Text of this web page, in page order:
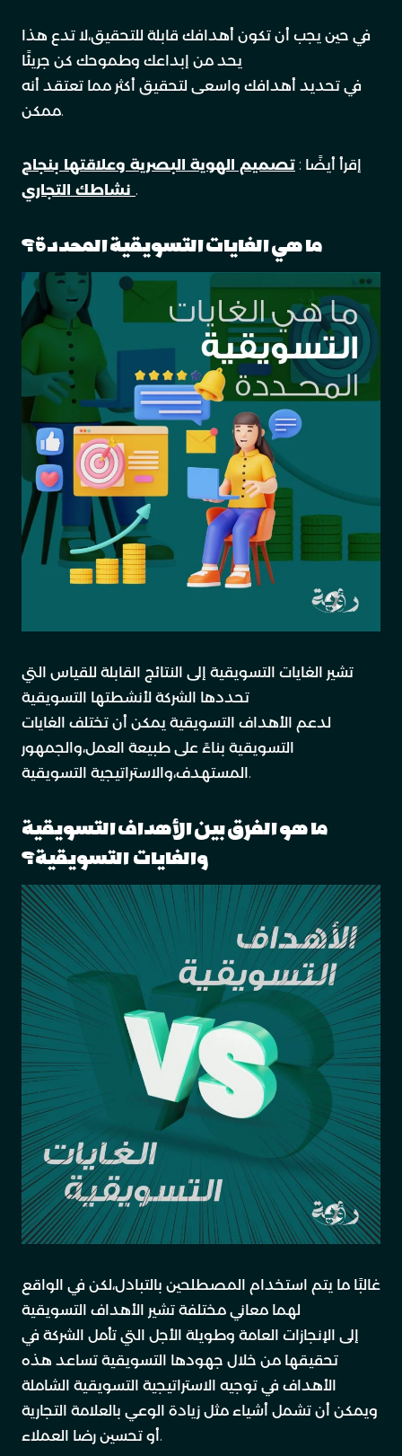
في حين يجب أن تكون أهدافك قابلة للتحقيق،لا تدع هذا
يحد من إبداعك وطموحك كن جريئًا
في تحديد أهدافك واسعى لتحقيق أكثر مما تعتقد أنه
ممكن.
إقرأ أيضًا : تصميم الهوية البصرية وعلاقتها بنجاح
.
ما هي الغايات التسويقية المحددة؟
تشير الغايات التسويقية إلى النتائج القابلة للقياس التي
تحددها الشركة لأنشطتها التسويقية
لدعم الأهداف التسويقية يمكن أن تختلف الغايات
التسويقية بناءً على طبيعة العمل،والجمهور
المستهدف،والاستراتيجية التسويقية.
ما هو الفرق بين الأهداف التسويقية
والغايات التسويقية؟
غالبًا ما يتم استخدام المصطلحين بالتبادل،لكن في الواقع
لهما معاني مختلفة تشير الأهداف التسويقية
إلى الإنجازات العامة وطويلة الأجل التي تأمل الشركة في
تحقيقها من خلال جهودها التسويقية تساعد هذه
الأهداف في توجيه الاستراتيجية التسويقية الشاملة
ويمكن أن تشمل أشياء مثل زيادة الوعي بالعلامة التجارية
أو تحسين رضا العملاء.